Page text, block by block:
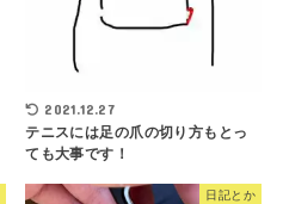
2021.12.27
テニスには足の爪の切り方もとっ
ても大事です！
日記とか